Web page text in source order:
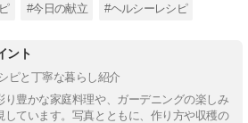
#今日の献立 #ヘルシーレシピ
ント
ピと丁寧な暮らし紹介
豊かな家庭料理や、ガーデニングの楽しみ
ています。写真とともに、作り方や収穫の